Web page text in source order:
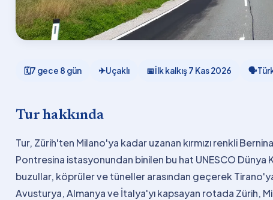
🗓7 gece 8 gün ✈Uçaklı 📅İlk kalkış7 Kas 2026 🗣
Tur hakkında
Tur, Zürih'ten Milano'ya kadar uzanan kırmızı renkli
Pontresina istasyonundan binilen bu hat UNESCO
buzullar, köprüler ve tüneller arasından geçerek
Avusturya, Almanya ve İtalya'yı kapsayan rotada Zürih,